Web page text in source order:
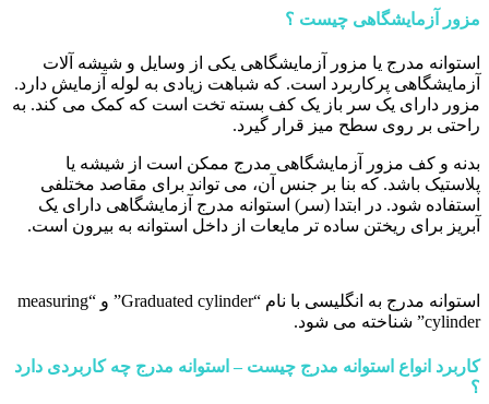
مزور آزمایشگاهی چیست ؟
استوانه مدرج یا مزور آزمایشگاهی یکی از وسایل و شیشه آلات
آزمایشگاهی پرکاربرد است. که شباهت زیادی به لوله آزمایش دارد.
مزور دارای یک سر باز یک کف بسته تخت است که کمک می کند. به
راحتی بر روی سطح میز قرار گیرد.
بدنه و کف مزور آزمایشگاهی مدرج ممکن است از شیشه یا
پلاستیک باشد. که بنا بر جنس آن، می تواند برای مقاصد مختلفی
استفاده شود. در ابتدا (سر) استوانه مدرج آزمایشگاهی دارای یک
آبریز برای ریختن ساده تر مایعات از داخل استوانه به بیرون است.
استوانه مدرج به انگلیسی با نام “Graduated cylinder” و “measuring
cylinder” شناخته می شود.
کاربرد انواع استوانه مدرج چیست – استوانه مدرج چه کاربردی دارد
؟